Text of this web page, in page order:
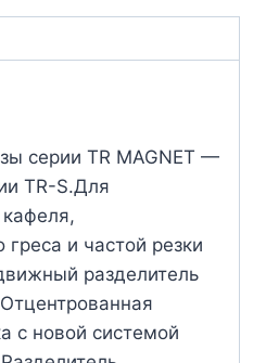
серии TR MAGNET —
TR-S.Для
кафеля,
греса и частой резки
разделитель
с новой системой